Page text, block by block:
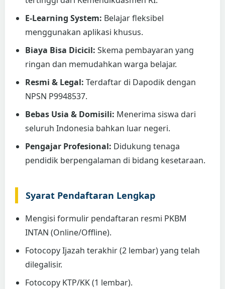
E-Learning System: Belajar fleksibel
menggunakan aplikasi khusus.
Biaya Bisa Dicicil: Skema pembayaran yang
ringan dan memudahkan warga belajar.
Resmi & Legal: Terdaftar di Dapodik dengan
NPSN P9948537.
Bebas Usia & Domisili: Menerima siswa dari
seluruh Indonesia bahkan luar negeri.
Pengajar Profesional: Didukung tenaga
pendidik berpengalaman di bidang kesetaraan.
Syarat Pendaftaran Lengkap
Mengisi formulir pendaftaran resmi PKBM
INTAN (Online/Offline).
Fotocopy Ijazah terakhir (2 lembar) yang telah
dilegalisir.
Fotocopy KTP/KK (1 lembar).